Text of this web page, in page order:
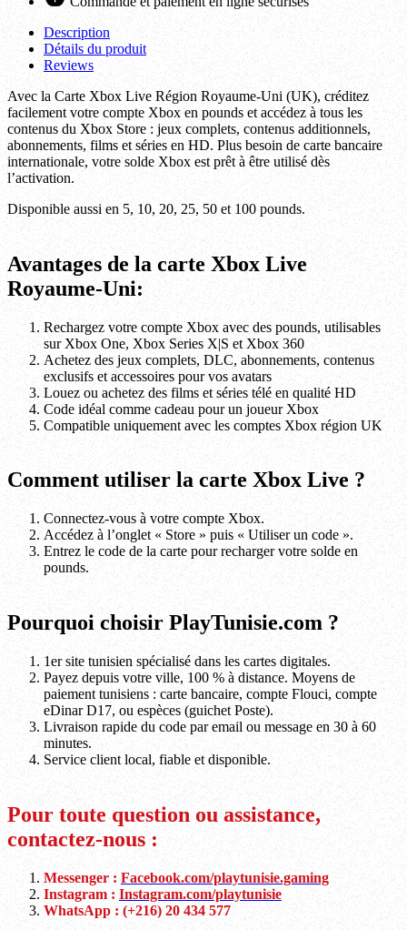
Description
Détails du produit
Reviews
Avec la Carte Xbox Live Région Royaume-Uni (UK), créditez
facilement votre compte Xbox en pounds et accédez à tous les
contenus du Xbox Store : jeux complets, contenus additionnels,
abonnements, films et séries en HD. Plus besoin de carte bancaire
internationale, votre solde Xbox est prêt à être utilisé dès
l’activation.
Disponible aussi en 5, 10, 20, 25, 50 et 100 pounds.
Avantages de la carte Xbox Live
Royaume-Uni:
Rechargez votre compte Xbox avec des pounds, utilisables
sur Xbox One, Xbox Series X|S et Xbox 360
Achetez des jeux complets, DLC, abonnements, contenus
exclusifs et accessoires pour vos avatars
Louez ou achetez des films et séries télé en qualité HD
Code idéal comme cadeau pour un joueur Xbox
Compatible uniquement avec les comptes Xbox région UK
Comment utiliser la carte Xbox Live ?
Connectez-vous à votre compte Xbox.
Accédez à l’onglet « Store » puis « Utiliser un code ».
Entrez le code de la carte pour recharger votre solde en
pounds.
Pourquoi choisir PlayTunisie.com ?
1er site tunisien spécialisé dans les cartes digitales.
Payez depuis votre ville, 100 % à distance. Moyens de
paiement tunisiens : carte bancaire, compte Flouci, compte
eDinar D17, ou espèces (guichet Poste).
Livraison rapide du code par email ou message en 30 à 60
minutes.
Service client local, fiable et disponible.
Pour toute question ou assistance,
contactez-nous :
Messenger : Facebook.com/playtunisie.gaming
Instagram : Instagram.com/playtunisie
WhatsApp : (+216) 20 434 577